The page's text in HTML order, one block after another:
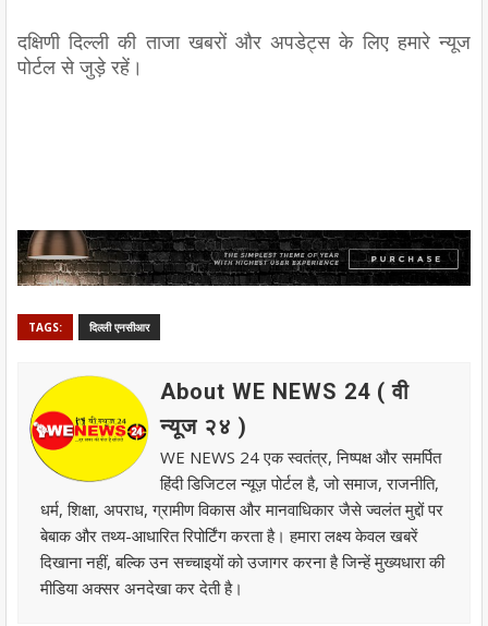
दक्षिणी दिल्ली की ताजा खबरों और अपडेट्स के लिए हमारे न्यूज
पोर्टल से जुड़े रहें।
TAGS: दिल्ली एनसीआर
About WE NEWS 24 ( वी
न्यूज २४ )
WE NEWS 24 एक स्वतंत्र, निष्पक्ष और समर्पित
हिंदी डिजिटल न्यूज़ पोर्टल है, जो समाज, राजनीति,
धर्म, शिक्षा, अपराध, ग्रामीण विकास और मानवाधिकार जैसे ज्वलंत मुद्दों पर
बेबाक और तथ्य-आधारित रिपोर्टिंग करता है। हमारा लक्ष्य केवल खबरें
दिखाना नहीं, बल्कि उन सच्चाइयों को उजागर करना है जिन्हें मुख्यधारा की
मीडिया अक्सर अनदेखा कर देती है।